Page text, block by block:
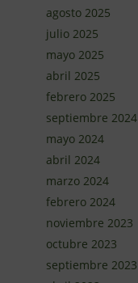
agosto 2025
julio 2025
mayo 2025
abril 2025
febrero 2025
septiembre 2024
mayo 2024
abril 2024
marzo 2024
febrero 2024
noviembre 2023
octubre 2023
septiembre 2023